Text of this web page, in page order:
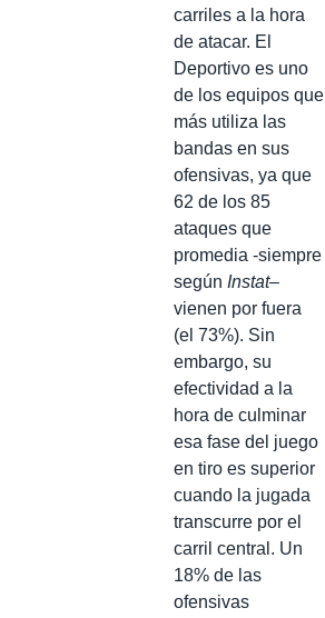
carriles a la hora
de atacar. El
Deportivo es uno
de los equipos que
más utiliza las
bandas en sus
ofensivas, ya que
62 de los 85
ataques que
promedia -siempre
según Instat–
vienen por fuera
(el 73%). Sin
embargo, su
efectividad a la
hora de culminar
esa fase del juego
en tiro es superior
cuando la jugada
transcurre por el
carril central. Un
18% de las
ofensivas